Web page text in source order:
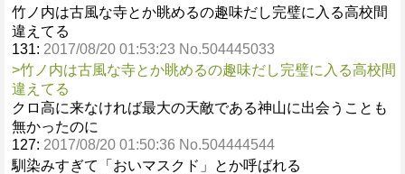
竹ノ内は古風な寺とか眺めるの趣味だし完璧に入る高校間
違えてる
131: 2017/08/20 01:53:23 No.504445033
>竹ノ内は古風な寺とか眺めるの趣味だし完璧に入る高校間
違えてる
クロ高に来なければ最大の天敵である神山に出会うことも
無かったのに
127: 2017/08/20 01:50:36 No.504444544
馴染みすぎて「おいマスクド」とか呼ばれる